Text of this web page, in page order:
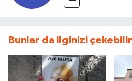
Bunlar da ilginizi çekebilir